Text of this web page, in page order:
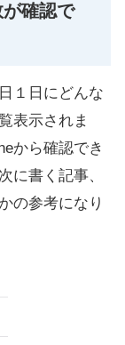
確認で
１日にどんな
表示されま
から確認でき
に書く記事、
の参考になり